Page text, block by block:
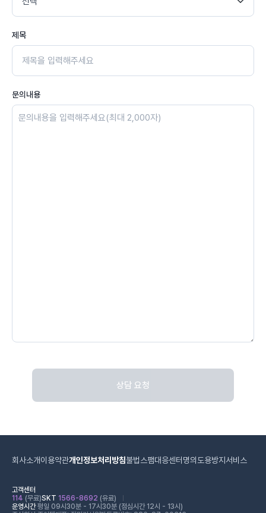
제목
문의내용
상담 요청
회사소개이용약관개인정보처리방침불법스팸대응센터 명의도용방지서비스
고객센터
114 (무료)SKT 1566-8692 (유료)
운영시간평일 09시30분 - 17시30분 (점심시간 12시 - 13시)